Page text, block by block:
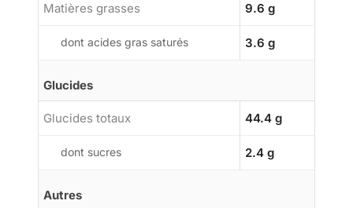
Matières grasses 9.6 g
dont acides gras saturés 3.6 g
Glucides
Glucides totaux 44.4 g
dont sucres 2.4 g
Autres